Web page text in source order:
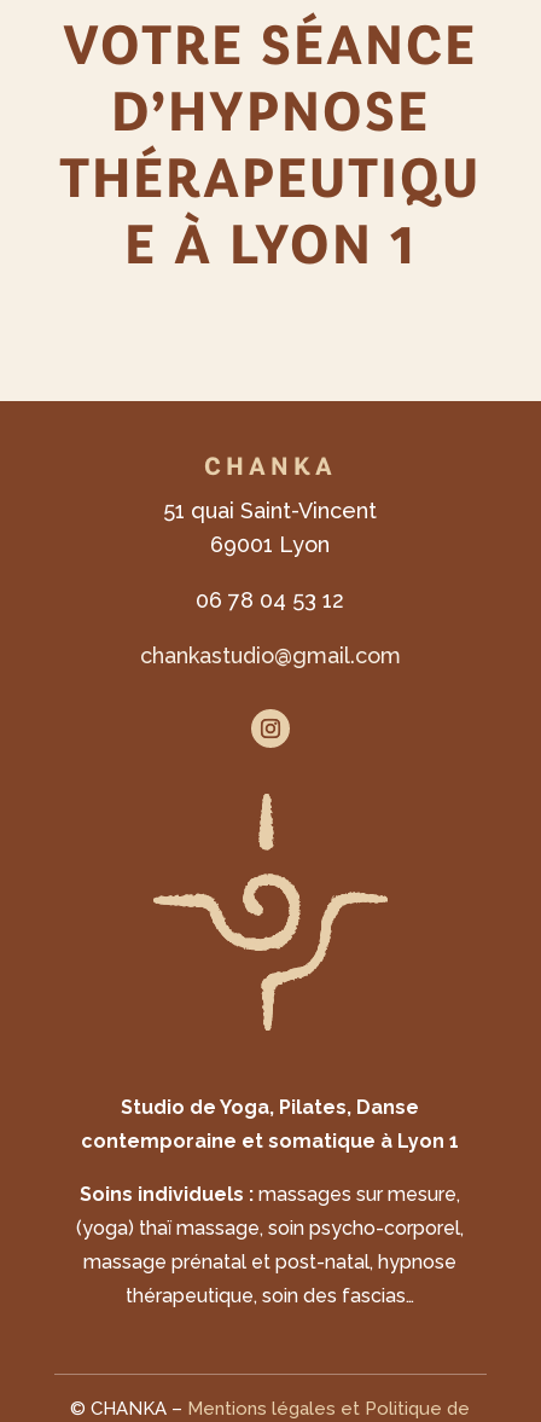
VOTRE SÉANCE
D’HYPNOSE
THÉRAPEUTIQU
E À LYON 1
CHANKA
51 quai Saint-Vincent
69001 Lyon
06 78 04 53 12
chankastudio@gmail.com
Studio de Yoga, Pilates, Danse
contemporaine et somatique à Lyon 1
Soins individuels :massages sur mesure,
(yoga) thaï massage, soin psycho-corporel,
massage prénatal et post-natal, hypnose
thérapeutique, soin des fascias…
© CHANKA – Mentions légales et Politique de